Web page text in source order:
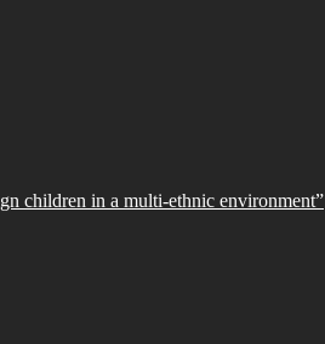
children in a multi-ethnic environment”